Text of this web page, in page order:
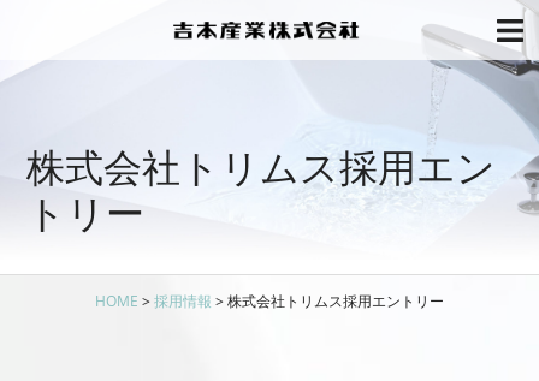
株式会社トリムス採用エン
トリー
HOME >採用情報 >株式会社トリムス採用エントリー